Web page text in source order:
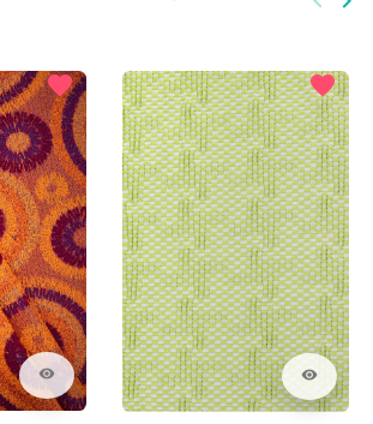
visibility
favorite
visibility
favorite